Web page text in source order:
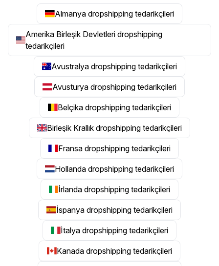
Almanya dropshipping tedarikçileri
Amerika Birleşik Devletleri dropshipping
tedarikçileri
Avustralya dropshipping tedarikçileri
Avusturya dropshipping tedarikçileri
Belçika dropshipping tedarikçileri
Birleşik Krallık dropshipping tedarikçileri
Fransa dropshipping tedarikçileri
Hollanda dropshipping tedarikçileri
İrlanda dropshipping tedarikçileri
İspanya dropshipping tedarikçileri
İtalya dropshipping tedarikçileri
Kanada dropshipping tedarikçileri